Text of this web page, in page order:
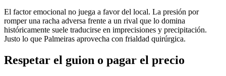
El factor emocional no juega a favor del local. La presión por
romper una racha adversa frente a un rival que lo domina
históricamente suele traducirse en imprecisiones y precipitación.
Justo lo que Palmeiras aprovecha con frialdad quirúrgica.
Respetar el guion o pagar el precio